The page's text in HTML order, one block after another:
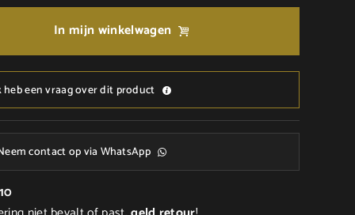
In mijn winkelwagen
heb een vraag over dit product
contact op via WhatsApp